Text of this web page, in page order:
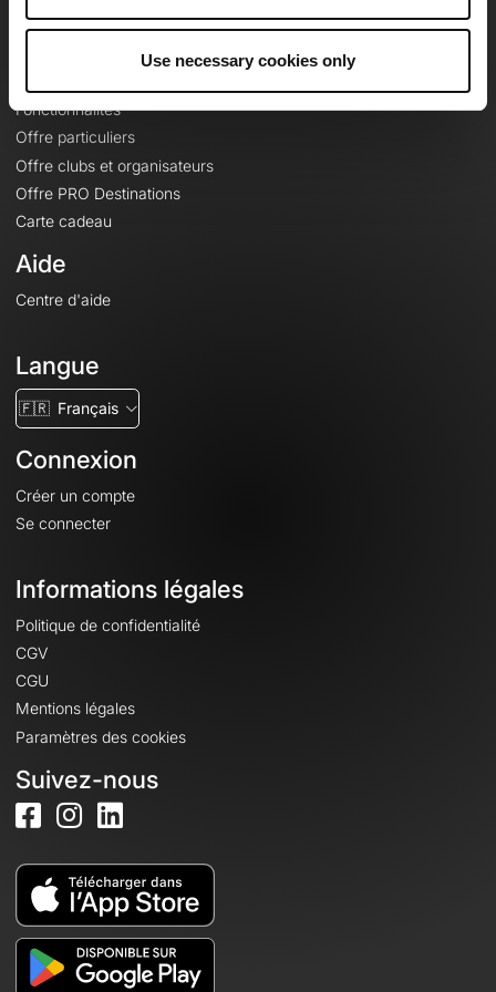
Use necessary cookies only
Fonctionnalités
Offre particuliers
Offre clubs et organisateurs
Offre PRO Destinations
Carte cadeau
Aide
Centre d'aide
Langue
🇫🇷 Français
Connexion
Créer un compte
Se connecter
Informations légales
Politique de confidentialité
CGV
CGU
Mentions légales
Paramètres des cookies
Suivez-nous